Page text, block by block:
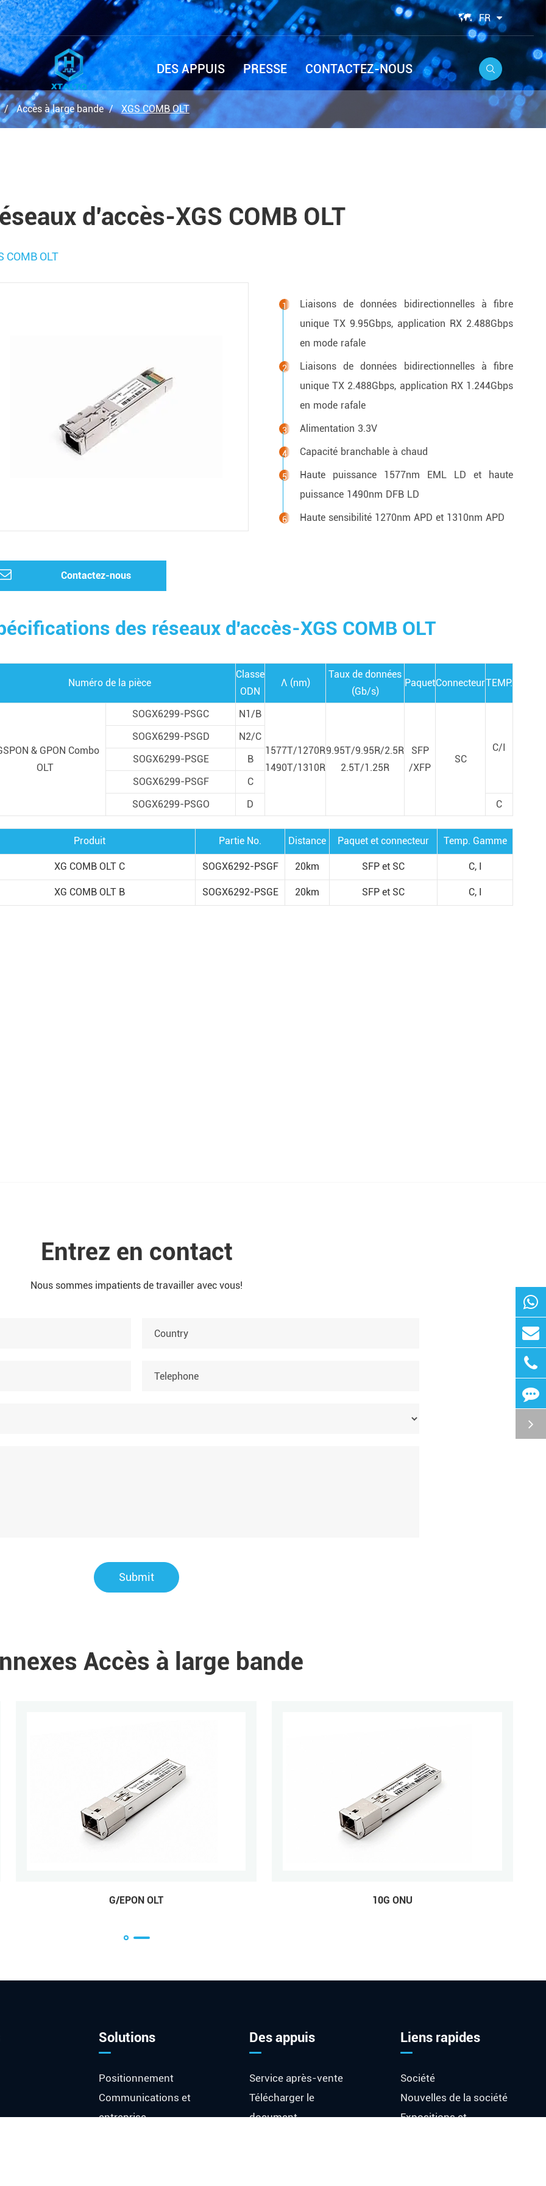
 FR
DES APPUIS PRESSE CONTACTEZ-NOUS 
Accès à large bande XGS COMB OLT
d'accès-XGS COMB OLT
COMB OLT
Liaisons de données bidirectionnelles à fibre
unique TX 9.95Gbps, application RX 2.488Gbps
en mode rafale
Liaisons de données bidirectionnelles à fibre
unique TX 2.488Gbps, application RX 1.244Gbps
en mode rafale
Alimentation 3.3V
Capacité branchable à chaud
Haute puissance 1577nm EML LD et haute
puissance 1490nm DFB LD
Haute sensibilité 1270nm APD et 1310nm APD
Contactez-nous
des réseaux d'accès-XGS COMB OLT
Numéro de la pièce
Classe
ODN
Λ (nm)
Taux de données
(Gb/s)
PaquetConnecteurTEMP.
& GPON Combo
OLT
SOGX6299-PSGC N1/B
1577T/1270R
1490T/1310R
9.95T/9.95R/2.5R
2.5T/1.25R
SFP
/XFP
SC
C/I
SOGX6299-PSGD
N2/C
SOGX6299-PSGE
B
SOGX6299-PSGF
C
SOGX6299-PSGO
D C
Produit Partie No. Distance Paquet et connecteur Temp. Gamme
XG COMB OLT C SOGX6292-PSGF 20km SFP et SC C, I
XG COMB OLT B SOGX6292-PSGE 20km SFP et SC C, I
Entrez en contact
Nous sommes impatients de travailler avec vous!
Submit
Accès à large bande
G/EPON OLT 10G ONU
Solutions
Positionnement
Communications et
entreprise
Des appuis
Service après-vente
Télécharger le
document
Liens rapides
Société
Nouvelles de la société
Expositions et